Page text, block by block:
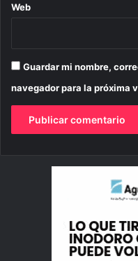
Web
Guardar mi nombre,
navegador para la próxima